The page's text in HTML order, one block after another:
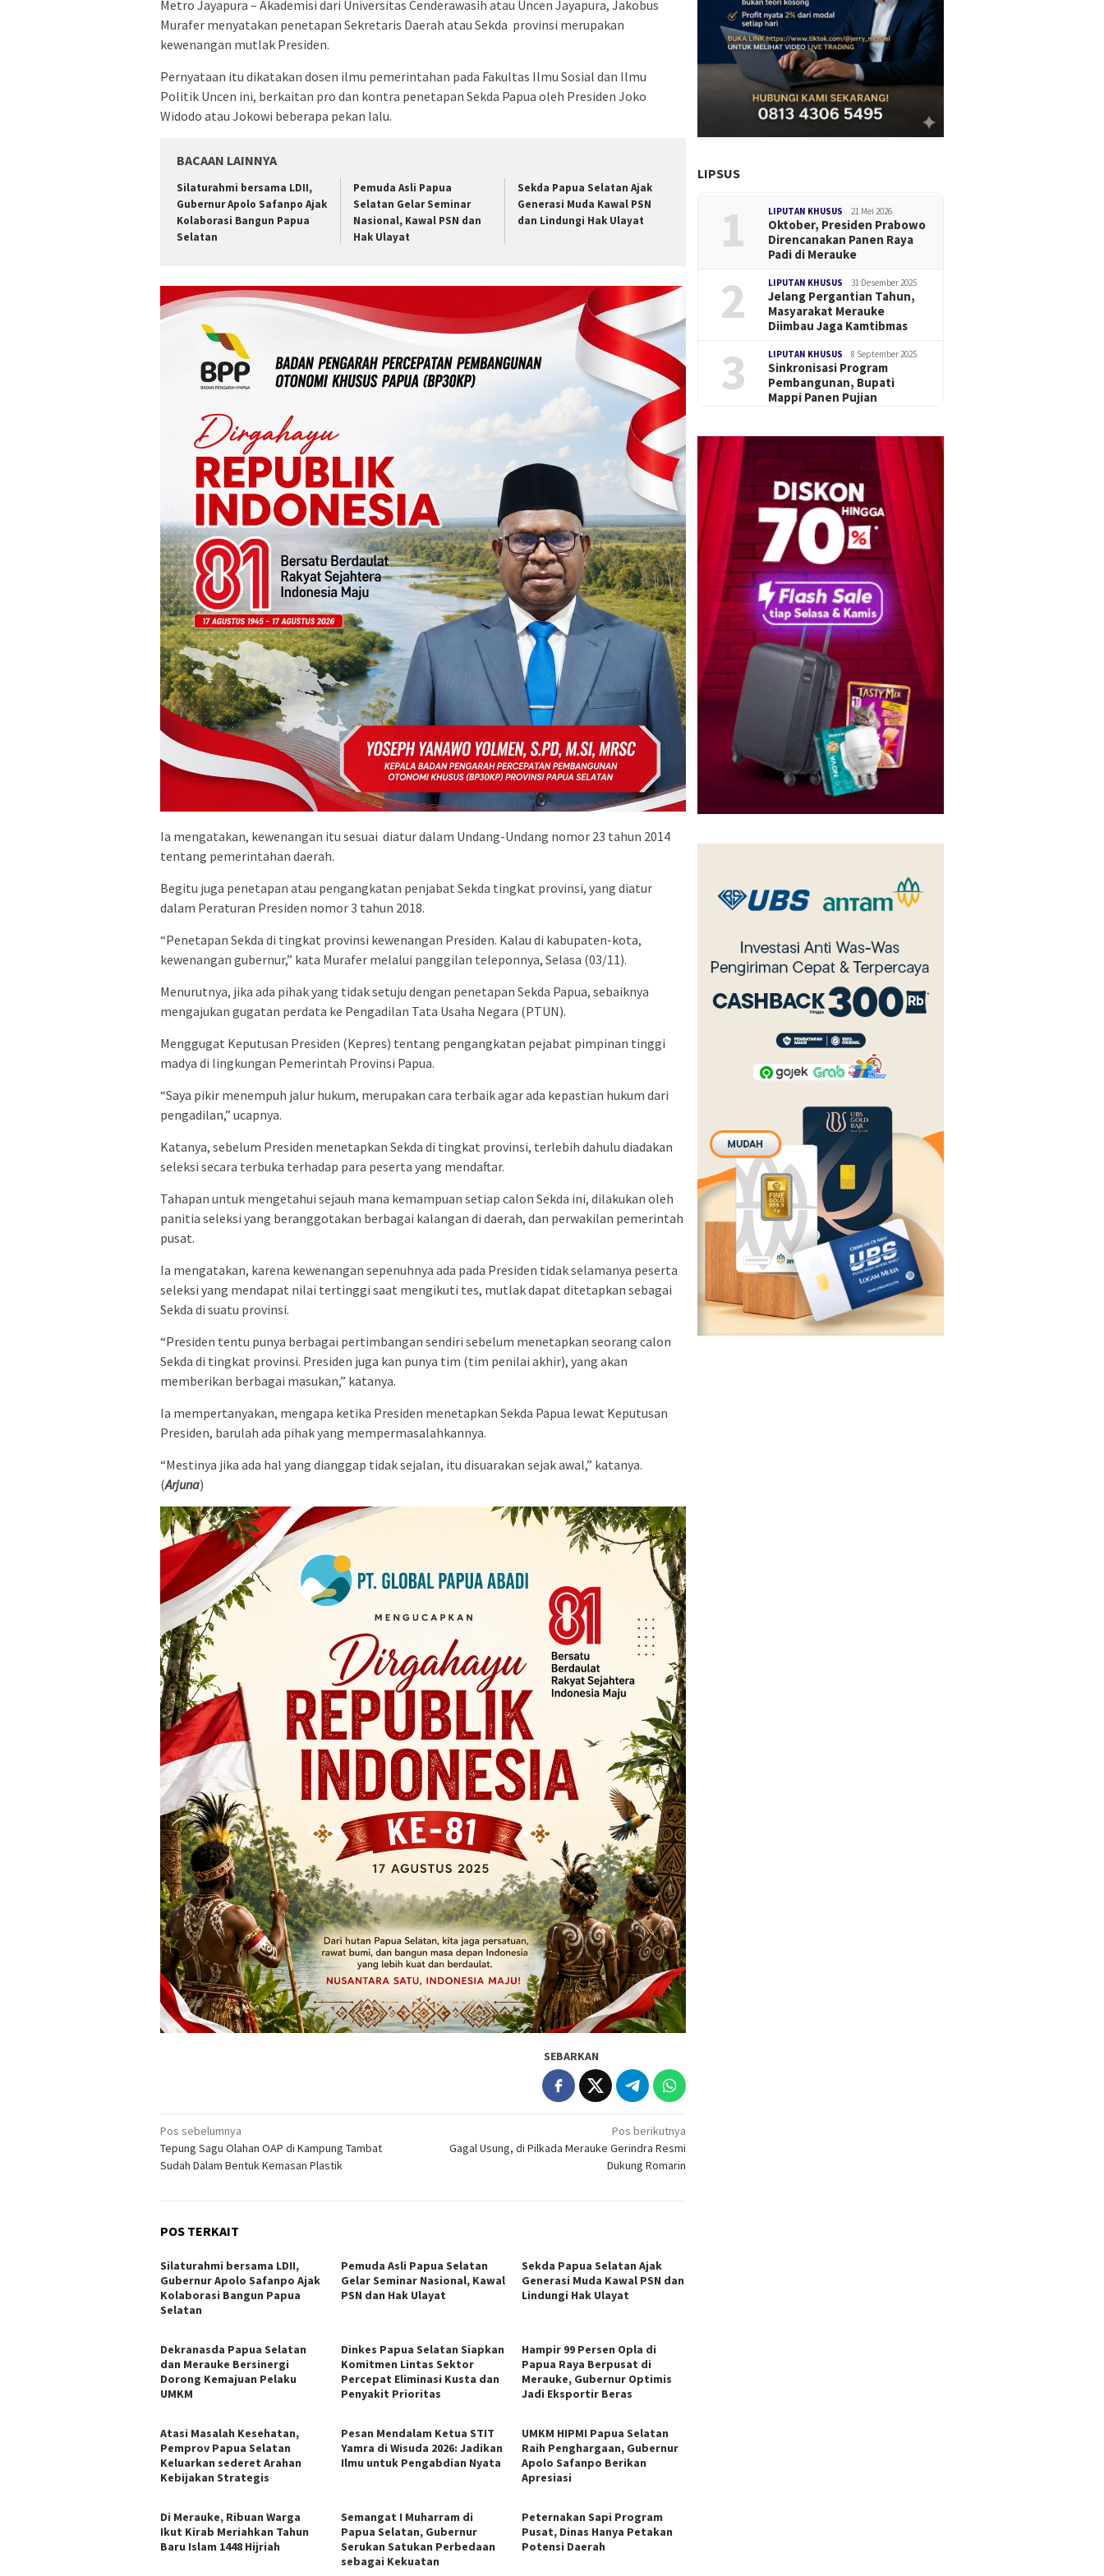
Metro Jayapura – Akademisi dari Universitas Cenderawasih atau Uncen Jayapura, Jakobus
Murafer menyatakan penetapan Sekretaris Daerah atau Sekda provinsi merupakan
kewenangan mutlak Presiden.
Pernyataan itu dikatakan dosen ilmu pemerintahan pada Fakultas Ilmu Sosial dan Ilmu
Politik Uncen ini, berkaitan pro dan kontra penetapan Sekda Papua oleh Presiden Joko
Widodo atau Jokowi beberapa pekan lalu.
BACAAN LAINNYA
Silaturahmi bersama LDII,
Gubernur Apolo Safanpo Ajak
Kolaborasi Bangun Papua
Selatan
Pemuda Asli Papua
Selatan Gelar Seminar
Nasional, Kawal PSN dan
Hak Ulayat
Sekda Papua Selatan Ajak
Generasi Muda Kawal PSN
dan Lindungi Hak Ulayat
Ia mengatakan, kewenangan itu sesuai diatur dalam Undang-Undang nomor 23 tahun 2014
tentang pemerintahan daerah.
Begitu juga penetapan atau pengangkatan penjabat Sekda tingkat provinsi, yang diatur
dalam Peraturan Presiden nomor 3 tahun 2018.
“Penetapan Sekda di tingkat provinsi kewenangan Presiden. Kalau di kabupaten-kota,
kewenangan gubernur,” kata Murafer melalui panggilan teleponnya, Selasa (03/11).
Menurutnya, jika ada pihak yang tidak setuju dengan penetapan Sekda Papua, sebaiknya
mengajukan gugatan perdata ke Pengadilan Tata Usaha Negara (PTUN).
Menggugat Keputusan Presiden (Kepres) tentang pengangkatan pejabat pimpinan tinggi
madya di lingkungan Pemerintah Provinsi Papua.
“Saya pikir menempuh jalur hukum, merupakan cara terbaik agar ada kepastian hukum dari
pengadilan,” ucapnya.
Katanya, sebelum Presiden menetapkan Sekda di tingkat provinsi, terlebih dahulu diadakan
seleksi secara terbuka terhadap para peserta yang mendaftar.
Tahapan untuk mengetahui sejauh mana kemampuan setiap calon Sekda ini, dilakukan oleh
panitia seleksi yang beranggotakan berbagai kalangan di daerah, dan perwakilan pemerintah
pusat.
Ia mengatakan, karena kewenangan sepenuhnya ada pada Presiden tidak selamanya peserta
seleksi yang mendapat nilai tertinggi saat mengikuti tes, mutlak dapat ditetapkan sebagai
Sekda di suatu provinsi.
“Presiden tentu punya berbagai pertimbangan sendiri sebelum menetapkan seorang calon
Sekda di tingkat provinsi. Presiden juga kan punya tim (tim penilai akhir), yang akan
memberikan berbagai masukan,” katanya.
Ia mempertanyakan, mengapa ketika Presiden menetapkan Sekda Papua lewat Keputusan
Presiden, barulah ada pihak yang mempermasalahkannya.
“Mestinya jika ada hal yang dianggap tidak sejalan, itu disuarakan sejak awal,” katanya.
(Arjuna)
SEBARKAN
Navigasi
pos
Pos sebelumnya
Tepung Sagu Olahan OAP di Kampung Tambat
Sudah Dalam Bentuk Kemasan Plastik
Pos berikutnya
Gagal Usung, di Pilkada Merauke Gerindra Resmi
Dukung Romarin
POS TERKAIT
Silaturahmi bersama LDII,
Gubernur Apolo Safanpo Ajak
Kolaborasi Bangun Papua
Selatan
Pemuda Asli Papua Selatan
Gelar Seminar Nasional, Kawal
PSN dan Hak Ulayat
Sekda Papua Selatan Ajak
Generasi Muda Kawal PSN dan
Lindungi Hak Ulayat
Dekranasda Papua Selatan
dan Merauke Bersinergi
Dorong Kemajuan Pelaku
UMKM
Dinkes Papua Selatan Siapkan
Komitmen Lintas Sektor
Percepat Eliminasi Kusta dan
Penyakit Prioritas
Hampir 99 Persen Opla di
Papua Raya Berpusat di
Merauke, Gubernur Optimis
Jadi Eksportir Beras
Atasi Masalah Kesehatan,
Pemprov Papua Selatan
Keluarkan sederet Arahan
Kebijakan Strategis
Pesan Mendalam Ketua STIT
Yamra di Wisuda 2026: Jadikan
Ilmu untuk Pengabdian Nyata
UMKM HIPMI Papua Selatan
Raih Penghargaan, Gubernur
Apolo Safanpo Berikan
Apresiasi
Di Merauke, Ribuan Warga
Ikut Kirab Meriahkan Tahun
Baru Islam 1448 Hijriah
Semangat I Muharram di
Papua Selatan, Gubernur
Serukan Satukan Perbedaan
sebagai Kekuatan
Peternakan Sapi Program
Pusat, Dinas Hanya Petakan
Potensi Daerah
LIPSUS
1 LIPUTAN KHUSUS 21 Mei 2026
Oktober, Presiden Prabowo
Direncanakan Panen Raya
Padi di Merauke
2 LIPUTAN KHUSUS 31 Desember 2025
Jelang Pergantian Tahun,
Masyarakat Merauke
Diimbau Jaga Kamtibmas
3 LIPUTAN KHUSUS 8 September 2025
Sinkronisasi Program
Pembangunan, Bupati
Mappi Panen Pujian